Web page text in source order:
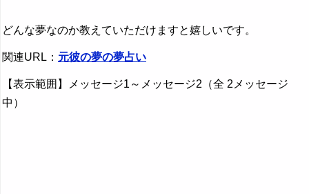
どんな夢なのか教えていただけますと嬉しいです。
関連URL： 元彼の夢の夢占い
【表示範囲】メッセージ1～メッセージ2（全 2メッセージ
中）